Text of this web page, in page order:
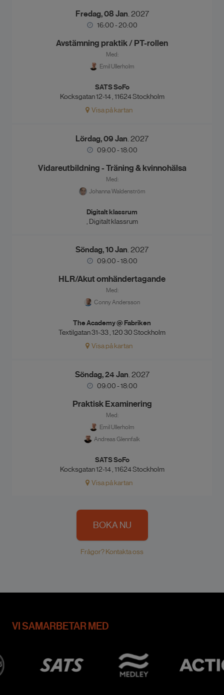
Fredag, 08 Jan. 2027
16:00 - 20:00
Avstämning praktik / PT-rollen
Med:
Emil Ullerholm
SATS SoFo
Kocksgatan 12-14 , 11624 Stockholm
Visa på kartan
Lördag, 09 Jan. 2027
09:00 - 18:00
Vidareutbildning - Träning & kvinnohälsa
Med:
Johanna Waldenström
Digitalt klassrum
, Digitalt klassrum
Söndag, 10 Jan. 2027
09:00 - 18:00
HLR/Akut omhändertagande
Med:
Conny Andersson
The Academy @ Fabriken
Textilgatan 31-33 , 120 30 Stockholm
Visa på kartan
Söndag, 24 Jan. 2027
09:00 - 18:00
Praktisk Examinering
Med:
Emil Ullerholm
Andreas Glennfalk
SATS SoFo
Kocksgatan 12-14 , 11624 Stockholm
Visa på kartan
BOKA NU
Frågor? Kontakta oss
VI SAMARBETAR MED